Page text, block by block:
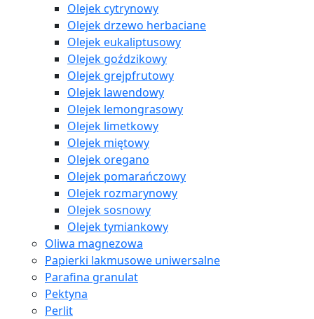
Olejek cytrynowy
Olejek drzewo herbaciane
Olejek eukaliptusowy
Olejek goździkowy
Olejek grejpfrutowy
Olejek lawendowy
Olejek lemongrasowy
Olejek limetkowy
Olejek miętowy
Olejek oregano
Olejek pomarańczowy
Olejek rozmarynowy
Olejek sosnowy
Olejek tymiankowy
Oliwa magnezowa
Papierki lakmusowe uniwersalne
Parafina granulat
Pektyna
Perlit